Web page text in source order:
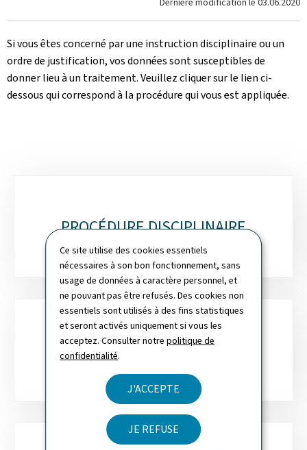
Ce site utilise des cookies essentiels
nécessaires à son bon fonctionnement, sans
usage de données à caractère personnel, et
ne pouvant pas être refusés. Des cookies non
essentiels sont utilisés à des fins statistiques
et seront activés uniquement si vous les
acceptez. Consulter notrepolitique de
confidentialité.
J'ACCEPTE
JE REFUSE
Si vous êtes concerné par une instruction disciplinaire ou un
ordre de justification, vos données sont susceptibles de
donner lieu à un traitement. Veuillez cliquer sur le lien ci-
dessous qui correspond à la procédure qui vous est appliquée.
rubriquesPROCÉDURE DISCIPLINAIRE
ORDRE DE JUSTIFICATION